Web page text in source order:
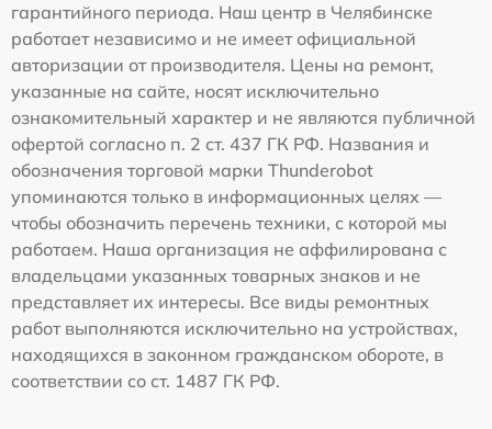
гарантийного периода. Наш центр в Челябинске
работает независимо и не имеет официальной
авторизации от производителя. Цены на ремонт,
указанные на сайте, носят исключительно
ознакомительный характер и не являются публичной
офертой согласно п. 2 ст. 437 ГК РФ. Названия и
обозначения торговой марки Thunderobot
упоминаются только в информационных целях —
чтобы обозначить перечень техники, с которой мы
работаем. Наша организация не аффилирована с
владельцами указанных товарных знаков и не
представляет их интересы. Все виды ремонтных
работ выполняются исключительно на устройствах,
находящихся в законном гражданском обороте, в
соответствии со ст. 1487 ГК РФ.